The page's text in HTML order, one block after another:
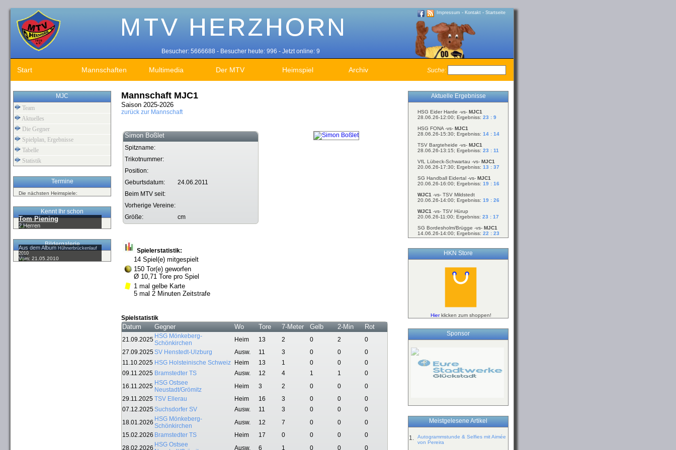
Impressum - Kontakt - Startseite
Besucher: 5666688 - Besucher heute: 996 - Jetzt online: 9
Start Mannschaften Multimedia Der MTV Heimspiel Archiv Suche:
MJC
Team
Aktuelles
Die Gegner
Spielplan, Ergebnisse
Tabelle
Statistik
Termine
Die nächsten Heimspiele:
Kennt Ihr schon
Tom Piening
2.Herren
Bildergalerie
Aus dem AlbumHühnerbrückenlauf
2010
Vom: 21.05.2010
Mannschaft MJC1
Saison 2025-2026
zurück zur Mannschaft
Simon Boßlet
Spitzname:
Trikotnummer:
Position:
Geburtsdatum:
24.06.2011
Beim MTV seit:
Vorherige Vereine:
Größe:
cm
Spielerstatistik:
14 Spiel(e) mitgespielt
150 Tor(e) geworfen
Ø 10,71 Tore pro Spiel
1 mal gelbe Karte
5 mal 2 Minuten Zeitstrafe
Spielstatistik
Datum Gegner Wo Tore 7-Meter Gelb 2-Min Rot
21.09.2025 HSG Mönkeberg-
Schönkirchen
Heim 13 2 0 2
0
27.09.2025SV Henstedt-Ulzburg Ausw. 11 3 0 0
0
11.10.2025 HSG Holsteinische Schweiz Heim 13 1 0 0
0
09.11.2025 Bramstedter TS Ausw. 12 4 1 1
0
16.11.2025 HSG Ostsee
Neustadt/Grömitz
Heim 3 2 0 0
0
29.11.2025 TSV Ellerau Heim 16 3 0 0
0
07.12.2025Suchsdorfer SV Ausw. 11 3 0 0
0
18.01.2026 HSG Mönkeberg-
Schönkirchen
Ausw. 12 7 0 0
0
15.02.2026 Bramstedter TS Heim 17 0 0 0
0
28.02.2026 HSG Ostsee
Ausw. 6 1 0 0 0
Aktuelle Ergebnisse
HSG Eider Harde -vs- MJC1
28.06.26-12:00; Ergebniss: 23 : 9
HSG FONA -vs- MJC1
28.06.26-15:30; Ergebniss: 14 : 14
TSV Bargteheide -vs- MJC1
28.06.26-13:15; Ergebniss: 23 : 11
VfL Lübeck-Schwartau -vs- MJC1
20.06.26-17:30; Ergebniss: 13 : 37
SG Handball Eidertal -vs- MJC1
20.06.26-16:00; Ergebniss: 19 : 16
WJC1 -vs- TSV Mildstedt
20.06.26-14:00; Ergebniss: 19 : 26
WJC1 -vs- TSV Hürup
20.06.26-11:00; Ergebniss: 23 : 17
SG Bordesholm/Brügge -vs- MJC1
14.06.26-14:00; Ergebniss: 22 : 23
HKN Store
Hierklicken zum shoppen!
Sponsor
Meistgelesene Artikel
1.
Autogrammstunde & Selfies mit Aimée
von Pereira